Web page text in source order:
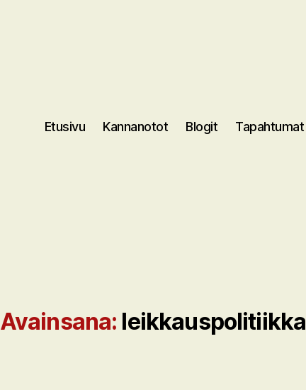
Etusivu Kannanotot Blogit Tapahtumat
Avainsana: leikkauspolitiikka